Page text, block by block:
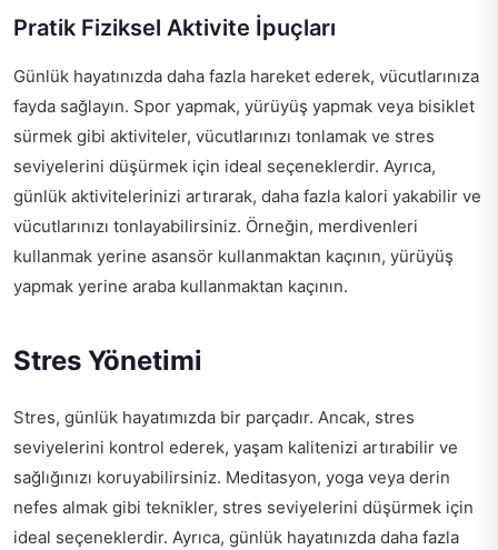
Pratik Fiziksel Aktivite İpuçları
Günlük hayatınızda daha fazla hareket ederek, vücutlarınıza
fayda sağlayın. Spor yapmak, yürüyüş yapmak veya bisiklet
sürmek gibi aktiviteler, vücutlarınızı tonlamak ve stres
seviyelerini düşürmek için ideal seçeneklerdir. Ayrıca,
günlük aktivitelerinizi artırarak, daha fazla kalori yakabilir ve
vücutlarınızı tonlayabilirsiniz. Örneğin, merdivenleri
kullanmak yerine asansör kullanmaktan kaçının, yürüyüş
yapmak yerine araba kullanmaktan kaçının.
Stres Yönetimi
Stres, günlük hayatımızda bir parçadır. Ancak, stres
seviyelerini kontrol ederek, yaşam kalitenizi artırabilir ve
sağlığınızı koruyabilirsiniz. Meditasyon, yoga veya derin
nefes almak gibi teknikler, stres seviyelerini düşürmek için
ideal seçeneklerdir. Ayrıca, günlük hayatınızda daha fazla